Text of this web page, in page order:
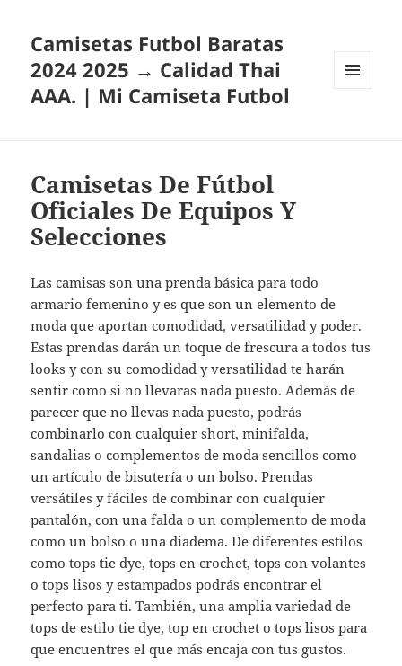
Camisetas Futbol Baratas
2024 2025 → Calidad Thai
AAA. | Mi Camiseta Futbol
Camisetas De Fútbol
Oficiales De Equipos Y
Selecciones
Las camisas son una prenda básica para todo
armario femenino y es que son un elemento de
moda que aportan comodidad, versatilidad y poder.
Estas prendas darán un toque de frescura a todos tus
looks y con su comodidad y versatilidad te harán
sentir como si no llevaras nada puesto. Además de
parecer que no llevas nada puesto, podrás
combinarlo con cualquier short, minifalda,
sandalias o complementos de moda sencillos como
un artículo de bisutería o un bolso. Prendas
versátiles y fáciles de combinar con cualquier
pantalón, con una falda o un complemento de moda
como un bolso o una diadema. De diferentes estilos
como tops tie dye, tops en crochet, tops con volantes
o tops lisos y estampados podrás encontrar el
perfecto para ti. También, una amplia variedad de
tops de estilo tie dye, top en crochet o tops lisos para
que encuentres el que más encaja con tus gustos.